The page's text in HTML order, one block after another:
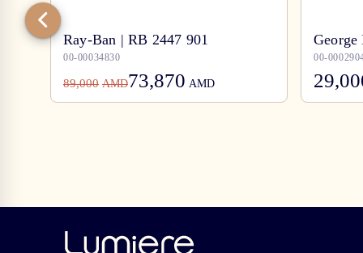
Ray-Ban | RB 2447 901
00-00034830
89,000 AMD73,870 AMD
00-